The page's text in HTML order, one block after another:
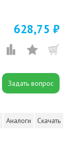
628,75 ₽
Аналоги Скачать